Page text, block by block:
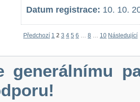
Datum registrace: 10. 10.
Předchozí 1 2 3 4 5 6 … 8 … 10 Následující
generálnímu